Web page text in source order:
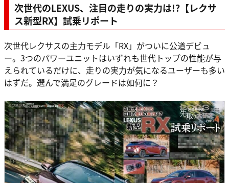
次世代のLEXUS、注目の走りの実力は!?【レクサ
ス新型RX】試乗リポート
次世代レクサスの主力モデル「RX」がついに公道デビュ
ー。3つのパワーユニットはいずれも世代トップの性能が与
えられているだけに、走りの実力が気になるユーザーも多い
はずだ。選んで満足のグレードは如何に？